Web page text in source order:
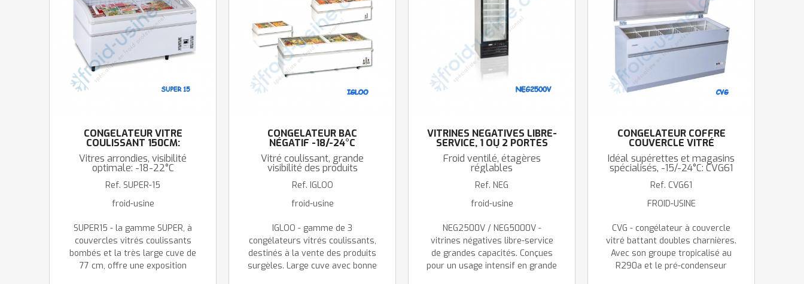
CONGÉLATEUR VITRÉ
COULISSANT 150CM:
DEGIVRAGE AUTOMATIQUE
Vitres arrondies, visibilité
optimale: -18-22°C
Ref. SUPER-15
froid-usine
SUPER15 - la gamme SUPER, à
couvercles vitrés coulissants
bombés et la très large cuve de
77 cm, offre une exposition
CONGÉLATEUR BAC
NÉGATIF -18/-24°C
Vitré coulissant, grande
visibilité des produits
Ref. IGLOO
froid-usine
IGLOO - gamme de 3
congélateurs vitrés coulissants,
destinés à la vente des produits
surgèles. Large cuve avec bonne
VITRINES NÉGATIVES LIBRE-
SERVICE, 1 OU 2 PORTES
VITRÉES
Froid ventilé, étagères
réglables
Ref. NEG
froid-usine
NEG2500V / NEG5000V -
vitrines négatives libre-service
de grandes capacités. Conçues
pour un usage intensif en grande
CONGÉLATEUR COFFRE
COUVERCLE VITRÉ
BASCULANT
Idéal supérettes et magasins
spécialisés, -15/-24°C: CVG61
Ref. CVG61
FROID-USINE
CVG - congélateur à couvercle
vitré battant doubles charnières.
Avec son groupe tropicalisé au
R290a et le pré-condenseur